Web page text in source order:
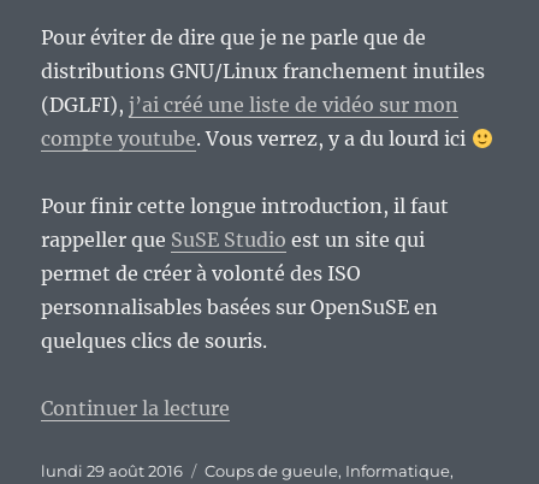
Pour éviter de dire que je ne parle que de
distributions GNU/Linux franchement inutiles
(DGLFI),j’ai créé une liste de vidéo sur mon
compte youtube. Vous verrez, y a du lourd ici
Pour finir cette longue introduction, il faut
rappeller que SuSE Studio est un site qui
permet de créer à volonté des ISO
personnalisables basées sur OpenSuSE en
quelques clics de souris.
Continuer la lecture
Publié
lundi 29 août 2016 Catégories
Coups de gueule, Informatique,